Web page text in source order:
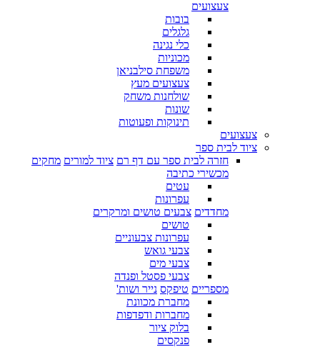
צעצועים
בובות
גלגלים
כלי נגינה
מכוניות
משפחת סילבניאן
צעצועים מעץ
שולחנות משחק
שונות
תינוקות ופעוטות
צעצועים
ציוד לבית ספר
חזרה לבית ספר עם דף רם ציוד למורים מחקים
מכשירי כתיבה
עטים
עפרונות
מחדדים צבעים טושים ומרקרים
טושים
עפרונות צבעוניים
צבעי גואש
צבעי מים
צבעי פסטל ופנדה
מספריים טיפקס נייר ושות'
מחברת מכוונת
מחברות ודפדפות
בלוק ציור
פנקסים